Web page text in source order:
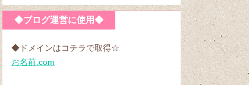
◆ブログ運営に使用◆
◆ドメインはコチラで取得☆
お名前.com